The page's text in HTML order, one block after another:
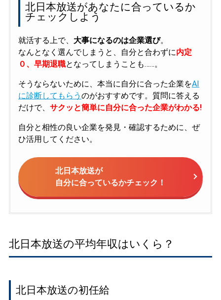
北日本放送があなたに合っているか
チェックしよう
就活する上で、 大事になるのは企業選び。
なんとなく選んでしまうと、自分と合わずに内定
０、早期退職となってしまうことも……。
そうならないために、本当に自分に合った企業をAI
に診断してもらう のがおすすめです。質問に答える
だけで、 サクッと簡単に自分に合った企業がわかる!
自分と相性の良い企業を発見・確認するために、ぜ
ひ活用してください。
北日本放送が
自分に合っているかチェック！
北日本放送の平均年収はいくら？
北日本放送の初任給